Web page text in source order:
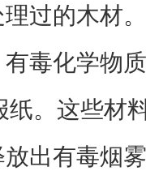
过的木材
毒化学物
。这些材
出有毒烟